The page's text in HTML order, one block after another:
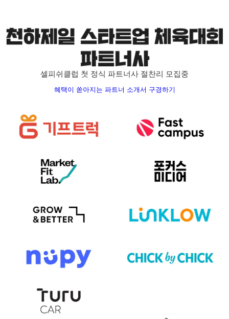
셀피쉬클럽 첫 정식 파트너사 절찬리 모집중
혜택이 쏟아지는 파트너 소개서 구경하기